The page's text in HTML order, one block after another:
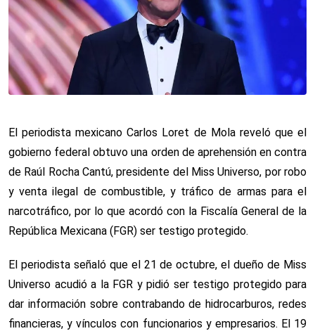
El periodista mexicano Carlos Loret de Mola reveló que el
gobierno federal obtuvo una orden de aprehensión en contra
de Raúl Rocha Cantú, presidente del Miss Universo, por robo
y venta ilegal de combustible, y tráfico de armas para el
narcotráfico, por lo que acordó con la Fiscalía General de la
República Mexicana (FGR) ser testigo protegido.
El periodista señaló que el 21 de octubre, el dueño de Miss
Universo acudió a la FGR y pidió ser testigo protegido para
dar información sobre contrabando de hidrocarburos, redes
financieras, y vínculos con funcionarios y empresarios. El 19